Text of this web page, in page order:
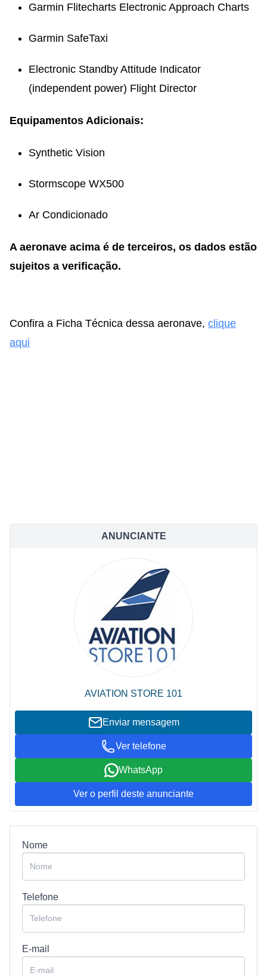
Garmin Flitecharts Electronic Approach Charts
Garmin SafeTaxi
Electronic Standby Attitude Indicator
(independent power) Flight Director
Equipamentos Adicionais:
Synthetic Vision
Stormscope WX500
Ar Condicionado
A aeronave acima é de terceiros, os dados estão
sujeitos a verificação.
Confira a Ficha Técnica dessa aeronave, clique
aqui
ANUNCIANTE
AVIATION STORE 101
Enviar mensagem
Ver telefone
WhatsApp
Ver o perfil deste anunciante
Nome
Telefone
E-mail